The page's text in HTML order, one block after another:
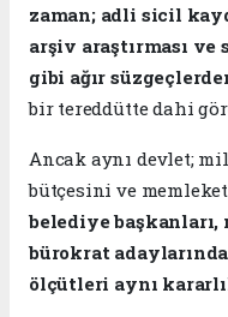
zaman; adli sicil
arşiv araştırması
gibi ağır
bir tereddütte dahi
​Ancak aynı devlet;
bütçesini ve
belediye
bürokrat
ölçütleri aynı